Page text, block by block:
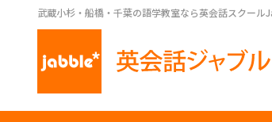
武蔵小杉・船橋・千葉の語学教室なら英会話スクール